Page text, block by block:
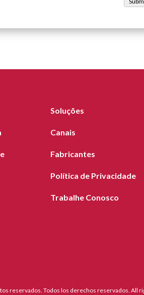
Soluções
Canais
Fabricantes
Política de Privacidade
Trabalhe Conosco
reservados. Todos los derechos reservados. All